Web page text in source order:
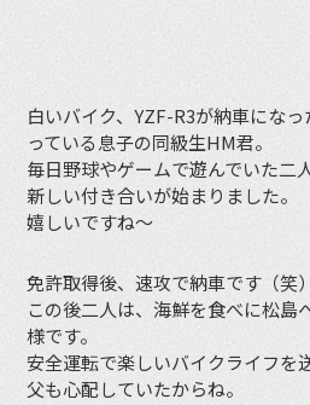
白いバイク、YZF-R3が納車にな
っている息子の同級生HM君。
毎日野球やゲームで遊んでいた二
新しい付き合いが始まりました。
嬉しいですね〜
免許取得後、速攻で納車です（笑）
この後二人は、海鮮を食べに松島
様です。
安全運転で楽しいバイクライフを
父も心配していたからね。